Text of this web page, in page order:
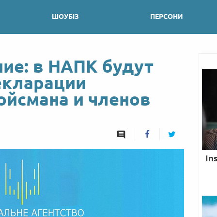
ШОУБІЗ ПЕРСОНИ
в НАПК будут
и членов